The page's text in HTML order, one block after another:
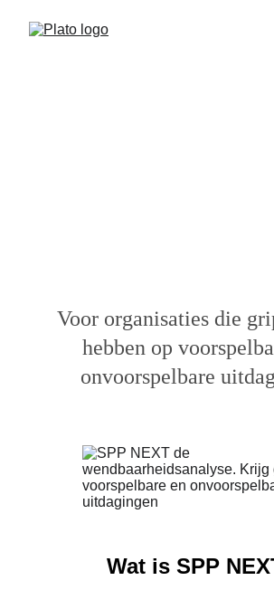
Voor organisaties die
hebben op
onvoorspelbare
Wat is SPP